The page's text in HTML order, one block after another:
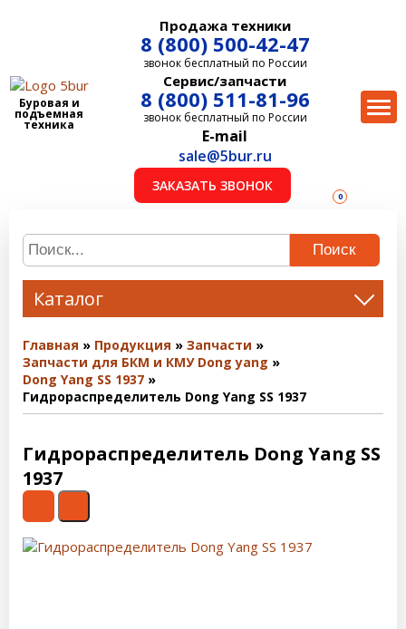
Буровая и
подъемная
техника
Продажа техники
8 (800) 500-42-47
звонок бесплатный по России
Сервис/запчасти
8 (800) 511-81-96
звонок бесплатный по России
E-mail
sale@5bur.ru
ЗАКАЗАТЬ ЗВОНОК
0
Поиск
Каталог
Главная Продукция
Запчасти
Запчасти для БКМ и КМУ Dong yang
Dong Yang SS 1937
Гидрораспределитель Dong Yang SS 1937
Гидрораспределитель Dong Yang SS
1937